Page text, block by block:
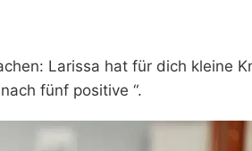
Larissa hat für dich kleine
fünf positive “.